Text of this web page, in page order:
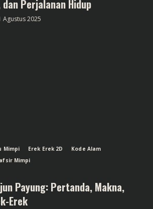
dan Perjalanan Hidup
Agustus 2025
Mimpi Erek Erek 2D
Kode Alam
Mimpi
Payung: Pertanda, Makna,
Erek